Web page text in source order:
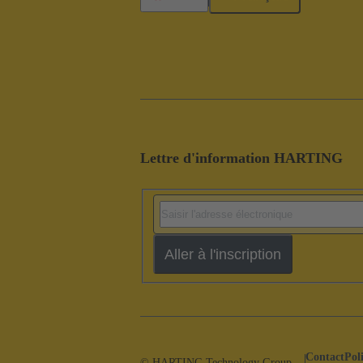
Lettre d'information HARTING
Aller à l'inscription
Contact